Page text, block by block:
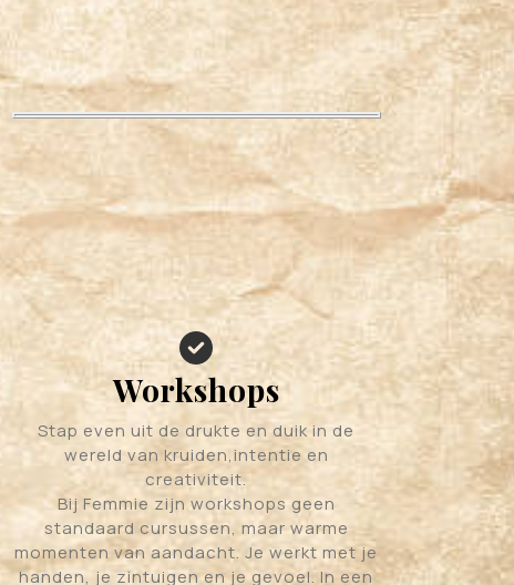
Workshops
Stap even uit de drukte en duik in de
wereld van kruiden,intentie en
creativiteit.
Bij Femmie zijn workshops geen
standaard cursussen, maar warme
momenten van aandacht. Je werkt met je
handen, je zintuigen en je gevoel. In een